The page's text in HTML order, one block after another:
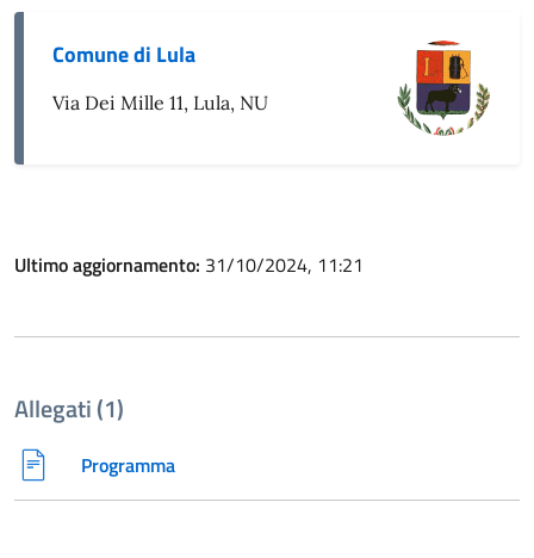
Comune di Lula
Via Dei Mille 11, Lula, NU
Ultimo aggiornamento: 31/10/2024, 11:21
Allegati (1)
Programma